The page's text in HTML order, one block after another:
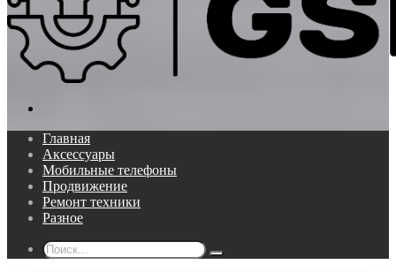
Главная
Аксессуары
Мобильные телефоны
Продвижение
Ремонт техники
Разное
Поиск...